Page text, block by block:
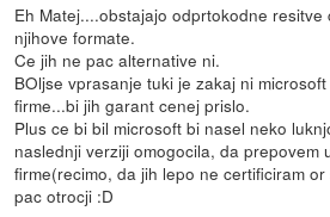
Eh Matej....obstajajo odprtokodne
njihove formate.
Ce jih ne pac alternative ni.
BOljse vprasanje tuki je zakaj ni
firme...bi jih garant cenej prislo.
Plus ce bi bil microsoft bi nasel neko
naslednji verziji omogocila, da prepovem
firme(recimo, da jih lepo ne certificiram
pac otrocji :D